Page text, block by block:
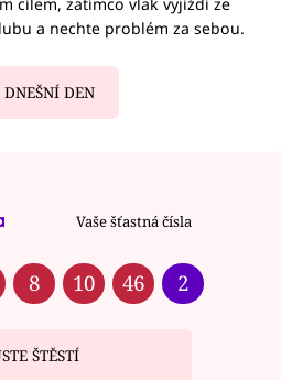
a nechte problém za sebou.
DNEŠNÍ DEN
Vaše šťastná čísla
8 10 46 2
ŠTĚSTÍ